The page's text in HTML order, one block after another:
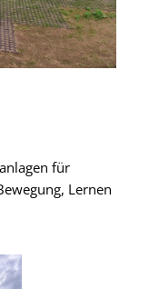
für
Lernen